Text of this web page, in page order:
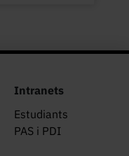
Intranets
Estudiants
PAS i PDI